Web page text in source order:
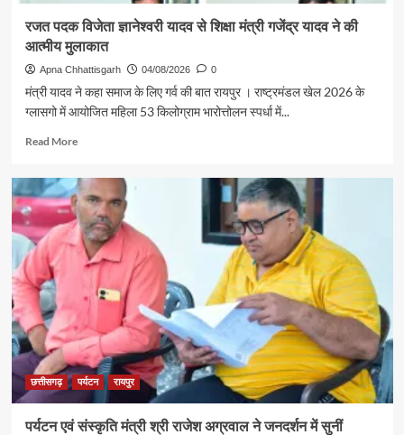
श्रद्धालु
भारत
गौरव
से
रामलला
के
दर्शन
के
लिए
रवाना
रजत पदक विजेता ज्ञानेश्वरी यादव से शिक्षा मंत्री गजेंद्र यादव ने की
आत्मीय मुलाकात
Apna Chhattisgarh 04/08/2026 0
मंत्री यादव ने कहा समाज के लिए गर्व की बात रायपुर । राष्ट्रमंडल खेल 2026 के
ग्लासगो में आयोजित महिला 53 किलोग्राम भारोत्तोलन स्पर्धा में...
Read MoreRead
रजत
पदक
विजेता
ज्ञानेश्वरी
यादव
मंत्री
गजेंद्र
यादव
ने
की
छत्तीसगढ़ पर्यटन रायपुर
पर्यटन एवं संस्कृति मंत्री श्री राजेश अग्रवाल ने जनदर्शन में सुनीं